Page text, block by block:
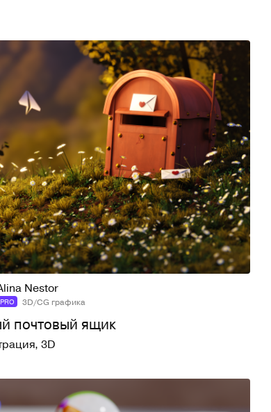
6 62
Nestor
PRO 3D/CG графика
почтовый ящик
,3D